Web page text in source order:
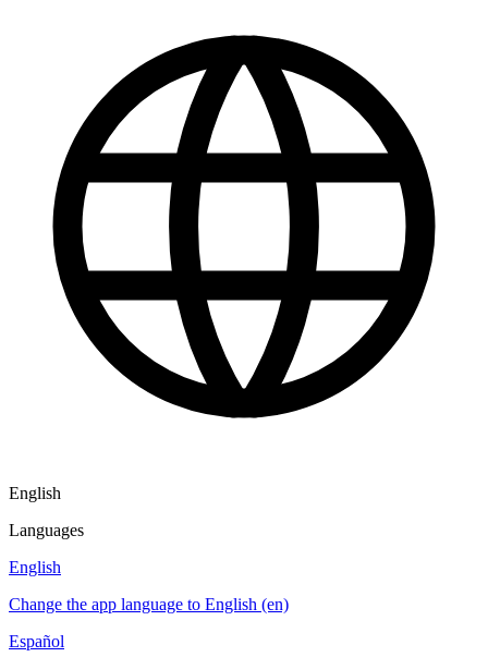
English
Languages
English
Change the app language to English (en)
Español